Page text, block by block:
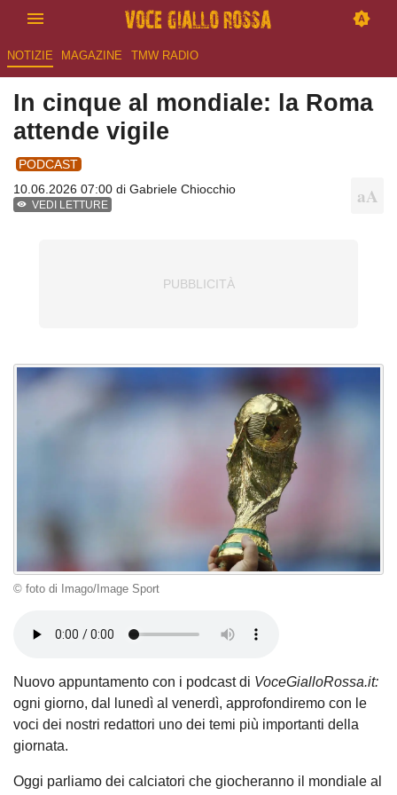
NOTIZIE MAGAZINE TMW RADIO
In cinque al mondiale: la Roma
attende vigile
PODCAST
10.06.2026 07:00 di Gabriele Chiocchio
VEDI LETTURE
© foto di Imago/Image Sport
Nuovo appuntamento con i podcast di VoceGialloRossa.it:
ogni giorno, dal lunedì al venerdì, approfondiremo con le
voci dei nostri redattori uno dei temi più importanti della
giornata.
Oggi parliamo dei calciatori che giocheranno il mondiale al